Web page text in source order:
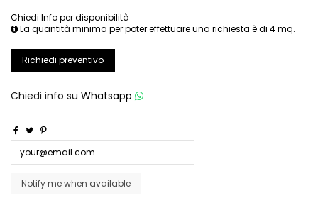
Chiedi Info per disponibilità
La quantità minima per poter effettuare una richiesta è di 4 mq.
Richiedi preventivo
Chiedi info su Whatsapp